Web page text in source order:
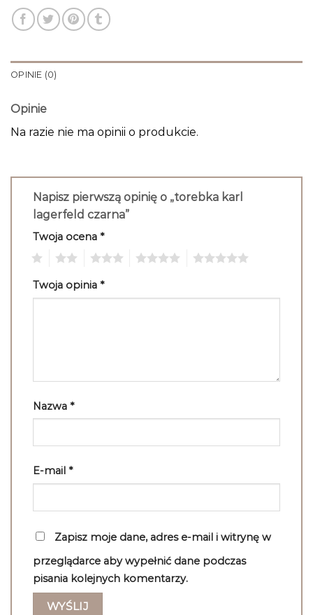
OPINIE (0)
Opinie
Na razie nie ma opinii o produkcie.
Napisz pierwszą opinię o „torebka karl
lagerfeld czarna”
Twoja ocena *
Twoja opinia *
Nazwa *
E-mail *
Zapisz moje dane, adres e-mail i witrynę w
przeglądarce aby wypełnić dane podczas
pisania kolejnych komentarzy.